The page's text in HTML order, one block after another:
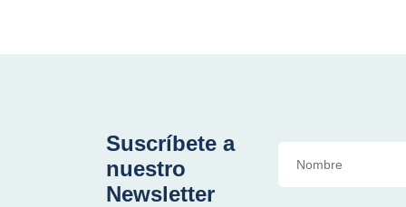
Suscríbete a
nuestro
Newsletter